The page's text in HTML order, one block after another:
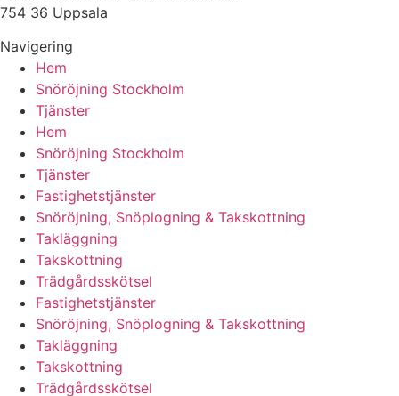
754 36 Uppsala
Navigering
Hem
Snöröjning Stockholm
Tjänster
Hem
Snöröjning Stockholm
Tjänster
Fastighetstjänster
Snöröjning, Snöplogning & Takskottning
Takläggning
Takskottning
Trädgårdsskötsel
Fastighetstjänster
Snöröjning, Snöplogning & Takskottning
Takläggning
Takskottning
Trädgårdsskötsel